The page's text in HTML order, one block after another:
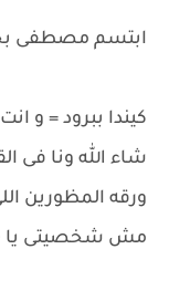
ابتسم مصطفى
كيندا ببرود = و
شاء الله ونا فى
ورقه المظورين
مش شخصيتى يا